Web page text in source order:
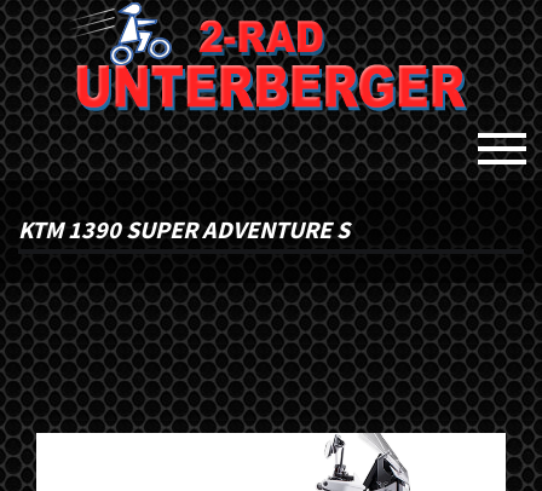
KTM 1390 SUPER ADVENTURE S